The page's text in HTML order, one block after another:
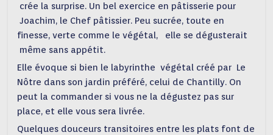
crée la surprise. Un bel exercice en pâtisserie pour
Joachim, le Chef pâtissier. Peu sucrée, toute en
finesse, verte comme le végétal, elle se dégusterait
même sans appétit.
Elle évoque si bien le labyrinthe végétal créé par Le
Nôtre dans son jardin préféré, celui de Chantilly. On
peut la commander si vous ne la dégustez pas sur
place, et elle vous sera livrée.
Quelques douceurs transitoires entre les plats font de